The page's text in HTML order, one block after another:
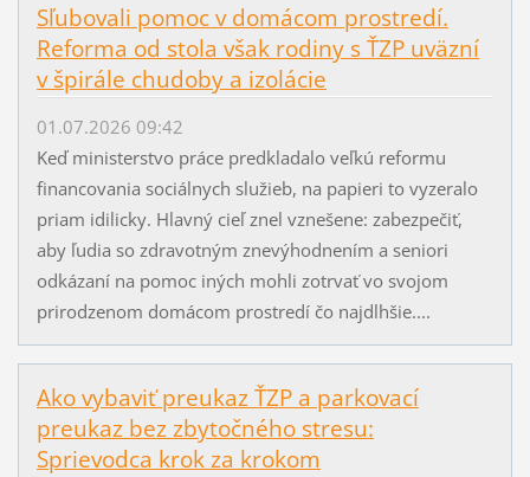
Sľubovali pomoc v domácom prostredí.
Reforma od stola však rodiny s ŤZP uväzní
v špirále chudoby a izolácie
01.07.2026 09:42
Keď ministerstvo práce predkladalo veľkú reformu
financovania sociálnych služieb, na papieri to vyzeralo
priam idilicky. Hlavný cieľ znel vznešene: zabezpečiť,
aby ľudia so zdravotným znevýhodnením a seniori
odkázaní na pomoc iných mohli zotrvať vo svojom
prirodzenom domácom prostredí čo najdlhšie....
Ako vybaviť preukaz ŤZP a parkovací
preukaz bez zbytočného stresu:
Sprievodca krok za krokom